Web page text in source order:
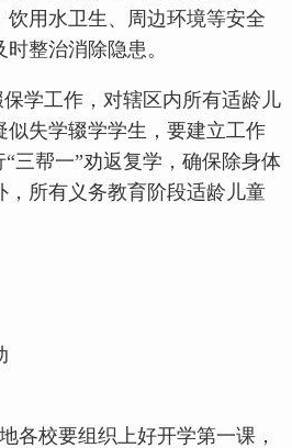
饮用水卫生、周边环境等安全
整治消除隐患。
学工作，对辖区内所有适龄儿
似失学辍学学生，要建立工作
三帮一”劝返复学，确保除身体
，所有义务教育阶段适龄儿童
各校要组织上好开学第一课，